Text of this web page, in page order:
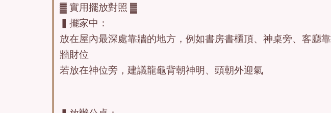
▓ 實用擺放對照 ▓
▍擺家中：
放在屋內最深處靠牆的地方，例如書房書櫃頂、神桌旁、客廳靠
牆財位
若放在神位旁，建議龍龜背朝神明、頭朝外迎氣